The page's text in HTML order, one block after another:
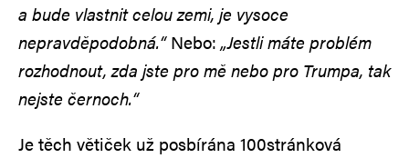
a bude vlastnit celou zemi, je vysoce
nepravděpodobná.“Nebo:„Jestli máte problém
rozhodnout, zda jste pro mě nebo pro Trumpa, tak
nejste černoch.“
Je těch větiček už posbírána 100stránková